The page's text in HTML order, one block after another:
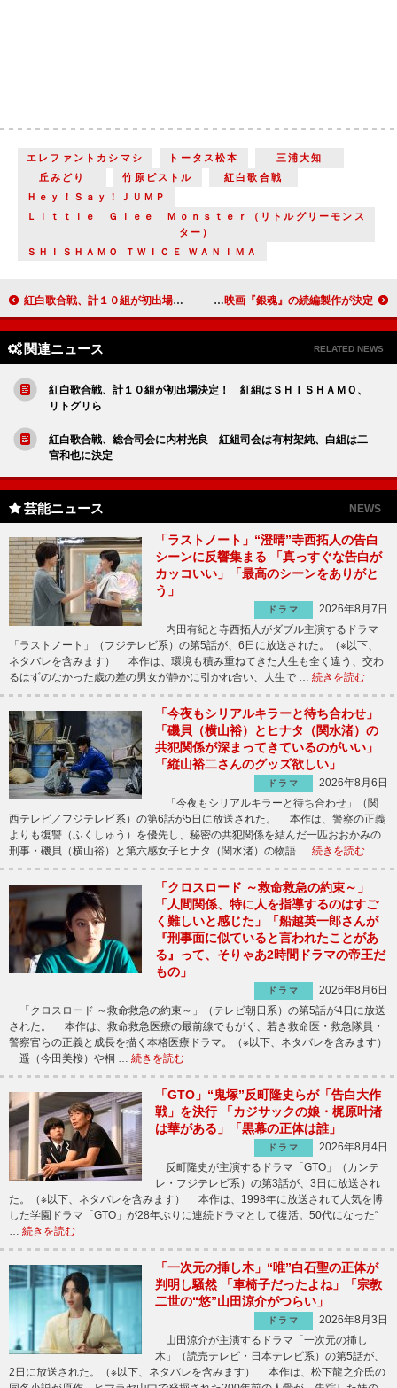
エレファントカシマシ トータス松本
三浦大知
丘みどり
竹原ピストル
紅白歌合戦
Ｈｅｙ！Ｓａｙ！ＪＵＭＰ
Ｌｉｔｔｌｅ Ｇｌｅｅ Ｍｏｎｓｔｅｒ（リトルグリーモンス
ター）
ＳＨＩＳＨＡＭＯ ＴＷＩＣＥ ＷＡＮＩＭＡ
紅白歌合戦、計１０組が初出場決定！ 紅組はＳＨＩＳＨＡＭＯ、リトグリら 小栗旬「主役が僕じゃなくなってるかも」 大ヒット映画『銀魂』の続編製作が決定！
関連ニュース RELATED NEWS
紅白歌合戦、計１０組が初出場決定！ 紅組はＳＨＩＳＨＡＭＯ、
リトグリら
紅白歌合戦、総合司会に内村光良 紅組司会は有村架純、白組は二
宮和也に決定
芸能ニュース NEWS
「ラストノート」“澄晴”寺西拓人の告白
シーンに反響集まる 「真っすぐな告白が
カッコいい」「最高のシーンをありがと
う」
ドラマ
2026年8月7日
内田有紀と寺西拓人がダブル主演するドラマ
「ラストノート」（フジテレビ系）の第5話が、6日に放送された。（※以下、
ネタバレを含みます） 本作は、環境も積み重ねてきた人生も全く違う、交わ
るはずのなかった歳の差の男女が静かに引かれ合い、人生で … 続きを読む
「今夜もシリアルキラーと待ち合わせ」
「磯貝（横山裕）とヒナタ（関水渚）の
共犯関係が深まってきているのがいい」
「縦山裕二さんのグッズ欲しい」
ドラマ
2026年8月6日
「今夜もシリアルキラーと待ち合わせ」（関
西テレビ／フジテレビ系）の第6話が5日に放送された。 本作は、警察の正義
よりも復讐（ふくしゅう）を優先し、秘密の共犯関係を結んだ一匹おおかみの
刑事・磯貝（横山裕）と第六感女子ヒナタ（関水渚）の物語 … 続きを読む
「クロスロード ～救命救急の約束～」
「人間関係、特に人を指導するのはすご
く難しいと感じた」「船越英一郎さんが
『刑事面に似ていると言われたことがあ
る』って、そりゃあ2時間ドラマの帝王だ
もの」
ドラマ
2026年8月6日
「クロスロード ～救命救急の約束～」（テレビ朝日系）の第5話が4日に放送
された。 本作は、救命救急医療の最前線でもがく、若き救命医・救急隊員・
警察官らの正義と成長を描く本格医療ドラマ。（※以下、ネタバレを含みます）
遥（今田美桜）や桐 … 続きを読む
「GTO」“鬼塚”反町隆史らが「告白大作
戦」を決行 「カジサックの娘・梶原叶渚
は華がある」「黒幕の正体は誰」
ドラマ
2026年8月4日
反町隆史が主演するドラマ「GTO」（カンテ
レ・フジテレビ系）の第3話が、3日に放送され
た。（※以下、ネタバレを含みます） 本作は、1998年に放送されて人気を博
した学園ドラマ「GTO」が28年ぶりに連続ドラマとして復活。50代になった“
… 続きを読む
「一次元の挿し木」“唯”白石聖の正体が
判明し騒然 「車椅子だったよね」「宗教
二世の“悠”山田涼介がつらい」
ドラマ
2026年8月3日
山田涼介が主演するドラマ「一次元の挿し
木」（読売テレビ・日本テレビ系）の第5話が、
2日に放送された。（※以下、ネタバレを含みます） 本作は、松下龍之介氏の